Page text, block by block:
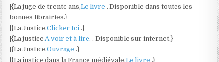
|{La juge de trente ans,Le livre. Disponible dans toutes les
bonnes librairies.}
|{La Justice,Clicker Ici.}
|{La justice,A voir et à lire.. Disponible sur internet.}
|{La Justice,Ouvrage.}
|{La justice dans la France médiévale,Le livre.}